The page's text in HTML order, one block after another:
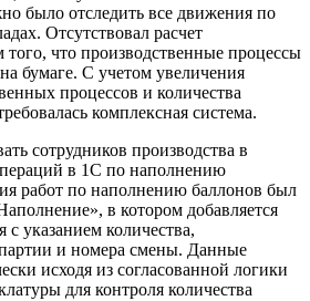
было отследить все движения по
Отсутствовал расчет
того, что производственные процессы
бумаге. С учетом увеличения
процессов и количества
комплексная система.
сотрудников производства в
в 1С по наполнению
работ по наполнению баллонов был
в котором добавляется
указанием количества,
и номера смены. Данные
исходя из согласованной логики
для контроля количества